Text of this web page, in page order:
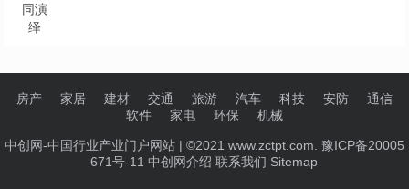
同演
绎
房产 家居 建材 交通 旅游 汽车 科技 安防
通信
软件
家电 环保 机械
中创网-中国行业产业门户网站| ©2021 www.zctpt.com. 豫ICP备20005
671号-11中创网介绍 联系我们 Sitemap